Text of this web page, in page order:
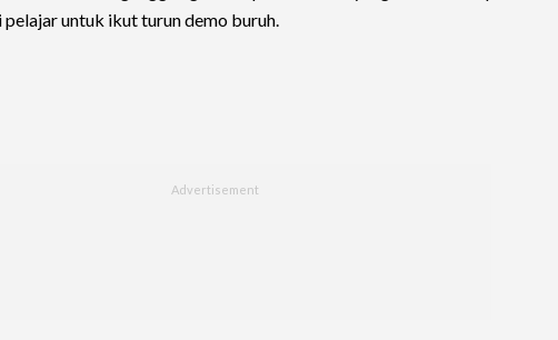
untuk ikut turun demo buruh.